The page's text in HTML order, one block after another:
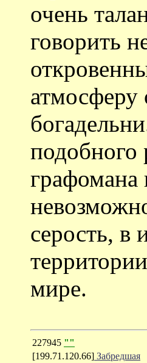
очень
говорить
атмосферу
подобного
графомана
серость, в
мире.
227945 ""
[199.71.120.66] Забредшая